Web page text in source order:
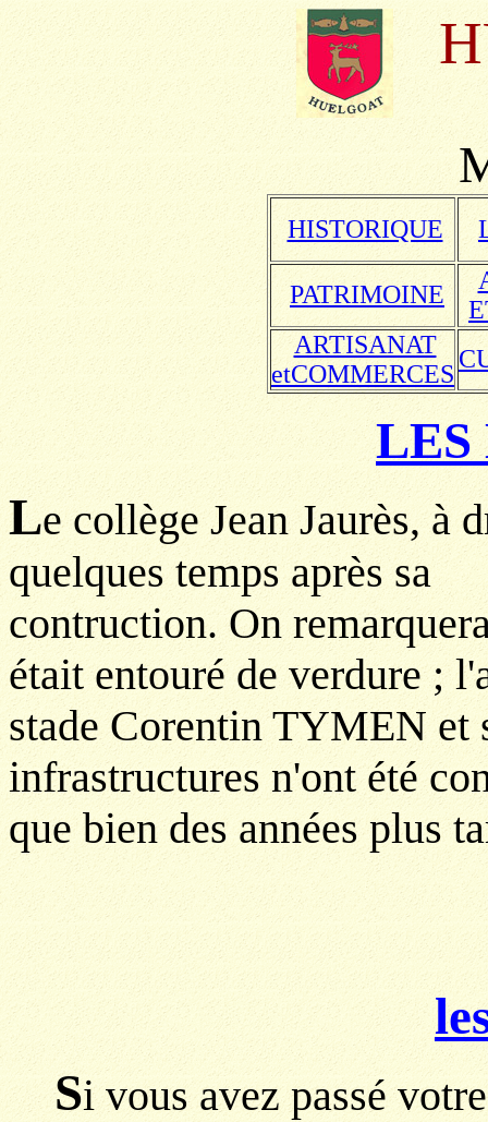
HISTORIQUE
PATRIMOINE
ARTISANAT
etCOMMERCES
LES
Le collège Jean Jaurès, à
quelques temps après sa
contruction. On
était entouré de verdure ;
stade Corentin TYMEN et
infrastructures n'ont été
que bien des années plus
Si vous avez passé